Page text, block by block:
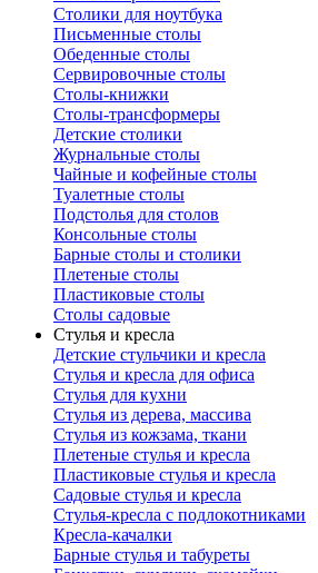
Столики для ноутбука
Письменные столы
Обеденные столы
Сервировочные столы
Столы-книжки
Столы-трансформеры
Детские столики
Журнальные столы
Чайные и кофейные столы
Туалетные столы
Подстолья для столов
Консольные столы
Барные столы и столики
Плетеные столы
Пластиковые столы
Столы садовые
Стулья и кресла
Детские стульчики и кресла
Стулья и кресла для офиса
Стулья для кухни
Стулья из дерева, массива
Стулья из кожзама, ткани
Плетеные стулья и кресла
Пластиковые стулья и кресла
Садовые стулья и кресла
Стулья-кресла с подлокотниками
Кресла-качалки
Барные стулья и табуреты